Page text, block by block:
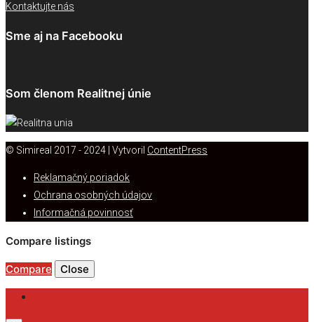
Kontaktujte nás
Sme aj na Facebooku
Som členom Realitnej únie
© Simireal 2017 - 2024 | Vytvoril ContentPress
Reklamačný poriadok
Ochrana osobných údajov
Informačná povinnosť
Compare listings
Compare Close